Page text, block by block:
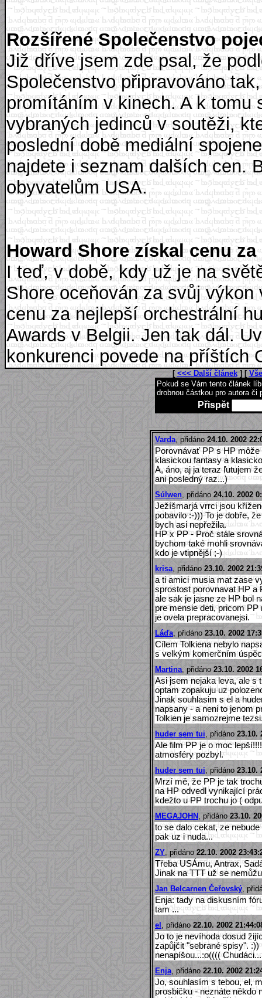
Rozšířené Společenstvo
Již dříve jsem zde psal, že
Společenstvo připravováno
promítáním v kinech. A k tomu
vybraných jedinců v soutěži,
poslední době mediální
najdete i seznam dalších cen.
obyvatelům USA.
Howard Shore získal cenu
I teď, v době, kdy už je na
Shore oceňován za svůj
cenu za nejlepší orchestrální
Awards v Belgii. Jen tak dál.
konkurenci povede na příštích
[ <<< Další článek] [
Pokud se Vám tento článek
drobnou částkou pro autora či
Přispět
Varda , přidáno 24.10. 2002
Porovnávať PP s HP
klasickou fantasy a
A, áno, aj ja teraz ľutujem
ani posledný raz...)
Súlwen , přidáno 24.10. 2002
Ježíšmarjá vrrci jsou
pobavilo :-))) To je dobře,
bych asi nepřežila.
HP x PP - Proč stále
bychom také mohli
kdo je vtipnější ;-)
krisa , přidáno 23.10. 2002
a ti amici musia mat zase
sprostost porovnavat HP a
ale sak je jasne ze HP bol
pre mensie deti, pricom
je ovela prepracovanejsi.
Láďa , přidáno 23.10. 2002
Cílem Tolkiena nebylo
s velkým komerčním
Martina , přidáno 23.10. 2002
Asi jsem nejaka leva, ale s
optam zopakuju uz
Jinak souhlasim s el a
napsany - a neni to jenom
Tolkien je samozrejme
huder sem tui , přidáno 23.10.
Ale film PP je o moc
atmosféry pozbyl.
huder sem tui , přidáno 23.10.
Mrzí mě, že PP je tak
na HP odvedl vynikající
kdežto u PP trochu jo (
MEGAJOHN , přidáno 23.10.
to se dalo cekat, ze
pak uz i nuda...
ZY , přidáno 22.10. 2002
Třeba USÁmu, Antrax,
Jinak na TTT už se
Jan Belcarnen Čeřovský ,
Enja: tady na diskusním
tam ...
el , přidáno 22.10. 2002
Jo to je nevíhoda dosud
zapůjčit "sebrané spisy".
nenapíšou...:o((((
Enja , přidáno 22.10. 2002
Jo, souhlasím s tebou, el,
prosbičku - neznáte někdo